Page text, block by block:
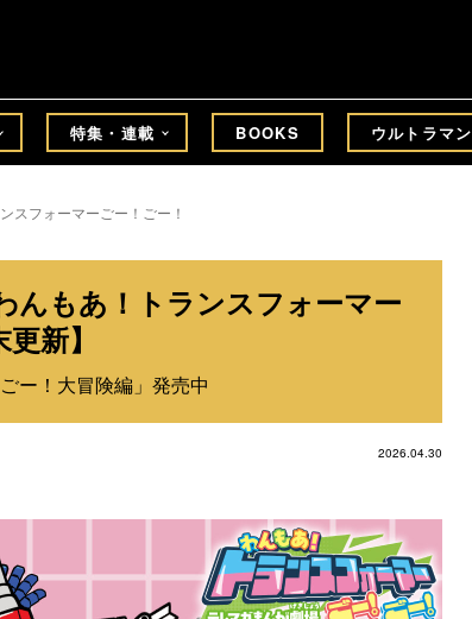
特集・連載 BOOKS ウルトラマン
スフォーマーごー！ごー！
んもあ！トランスフォーマー
新】
ー！大冒険編」発売中
2026.04.30